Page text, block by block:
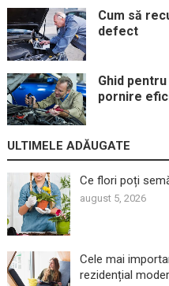
Cum să
defect
Ghid
pornire
ULTIMELE ADĂUGATE
Ce flori poți
august 5, 2026
Cele mai
rezidențial